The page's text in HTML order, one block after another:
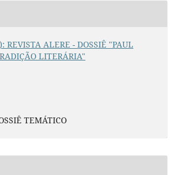
REVISTA ALERE - DOSSIÊ "PAUL
LITERÁRIA"
TEMÁTICO